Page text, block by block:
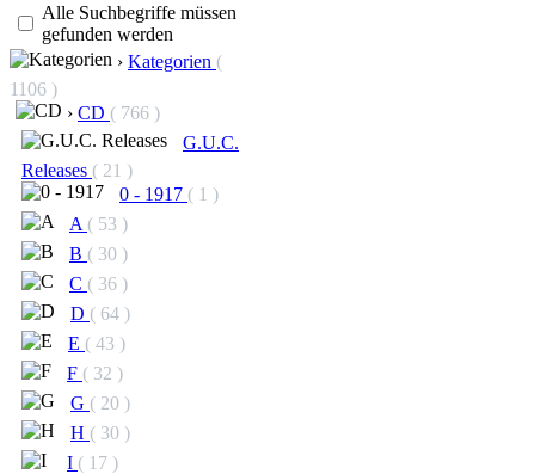
Alle Suchbegriffe müssen
gefunden werden
› Kategorien (
1106 )
› CD ( 766 )
G.U.C.
Releases ( 21 )
0 - 1917 ( 1 )
A ( 53 )
B ( 30 )
C ( 36 )
D ( 64 )
E ( 43 )
F ( 32 )
G ( 20 )
H ( 30 )
I ( 17 )